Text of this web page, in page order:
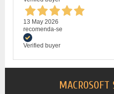
13 May 2026
recomenda-se
Verified buyer
MACROSOFT